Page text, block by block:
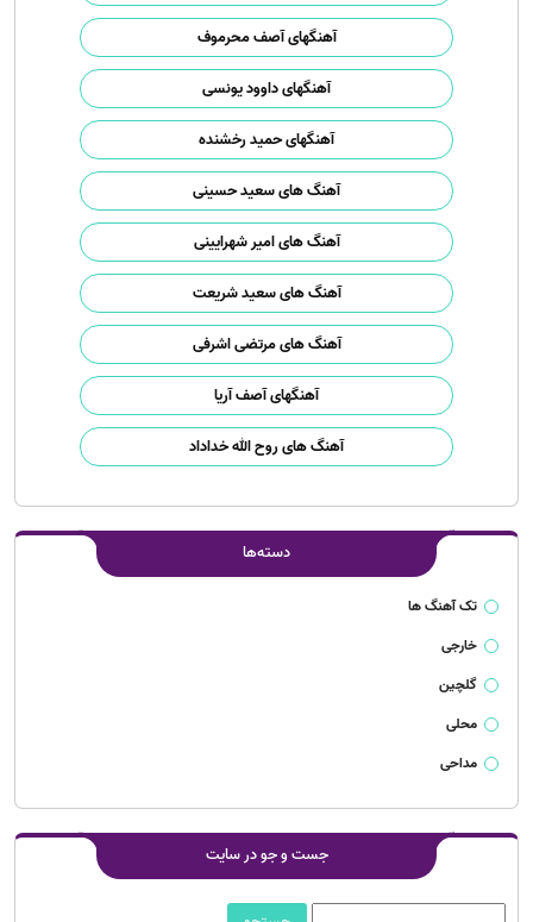
آهنگهای آصف محرموف
آهنگهای داوود یونسی
آهنگهای حمید رخشنده
آهنگ های سعید حسینی
آهنگ های امیر شهرایینی
آهنگ های سعید شریعت
آهنگ های مرتضی اشرفی
آهنگهای آصف آریا
آهنگ های روح الله خداداد
دسته‌ها
تک آهنگ ها
خارجی
گلچین
محلی
مداحی
جست و جو در سایت